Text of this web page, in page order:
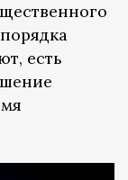
есть